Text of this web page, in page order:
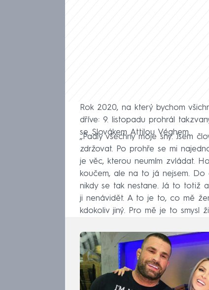
Rok 2020, na který bychom
dříve: 9. listopadu prohrál
se Slovákem Attilou Véghem.
„Padly všechny moje sny. Jsem
zdržovat. Po prohře se mi
je věc, kterou neumím zvládat.
koučem, ale na to já nejsem.
nikdy se tak nestane. Já to totiž
ji nenávidět. A to je to, co mě
kdokoliv jiný. Pro mě je to smysl